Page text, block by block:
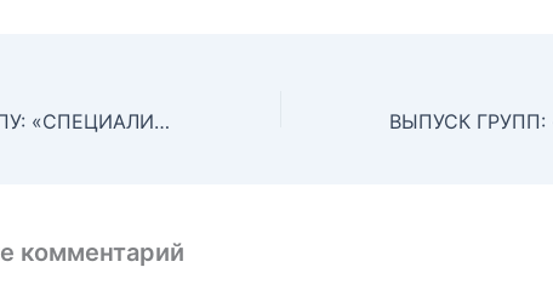
НАБОР В ГРУППУ: «СПЕЦИАЛИСТ В СФЕРЕ ЗАКУПОК» с 13 ноября!
комментарий